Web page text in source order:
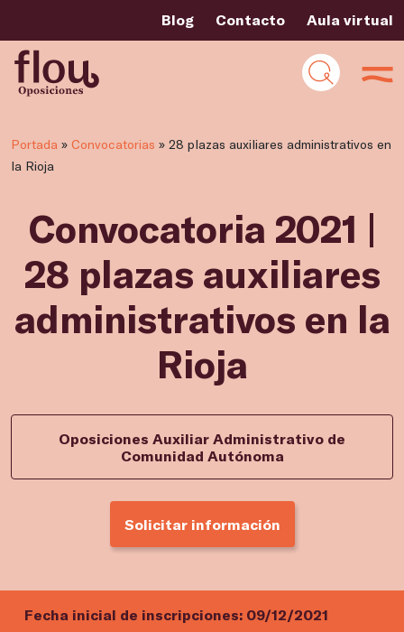
Blog Contacto Aula virtual
Portada » Convocatorias » 28 plazas auxiliares administrativos en
la Rioja
Convocatoria 2021 |
28 plazas auxiliares
administrativos en la
Rioja
Oposiciones Auxiliar Administrativo de
Comunidad Autónoma
Solicitar información
Fecha inicial de inscripciones: 09/12/2021